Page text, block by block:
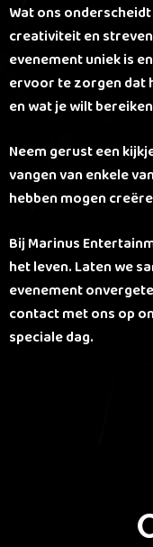
Wat ons
creativiteit en
evenement uniek is
ervoor te zorgen dat
en wat je wilt
Neem gerust een
vangen van enkele
hebben mogen
Bij Marinus
het leven. Laten we
evenement
contact met ons op
speciale dag.